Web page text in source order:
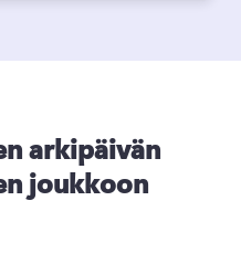
arkipäivän
joukkoon